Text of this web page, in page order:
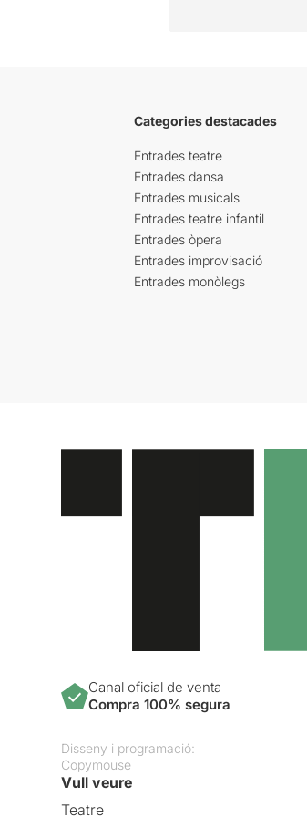
Categories destacades
Entrades teatre
Entrades dansa
Entrades musicals
Entrades teatre infantil
Entrades òpera
Entrades improvisació
Entrades monòlegs
Canal oficial de venta
Compra 100% segura
Disseny i programació:
Copymouse
Vull veure
Teatre